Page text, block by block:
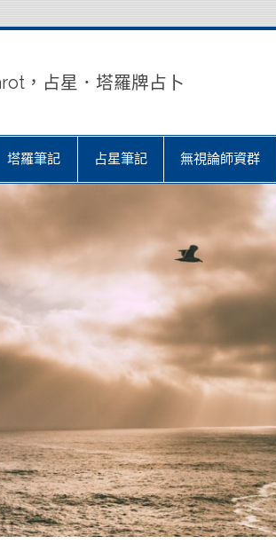
，占星．塔羅牌占卜
塔羅筆記 占星筆記 無視論師資群